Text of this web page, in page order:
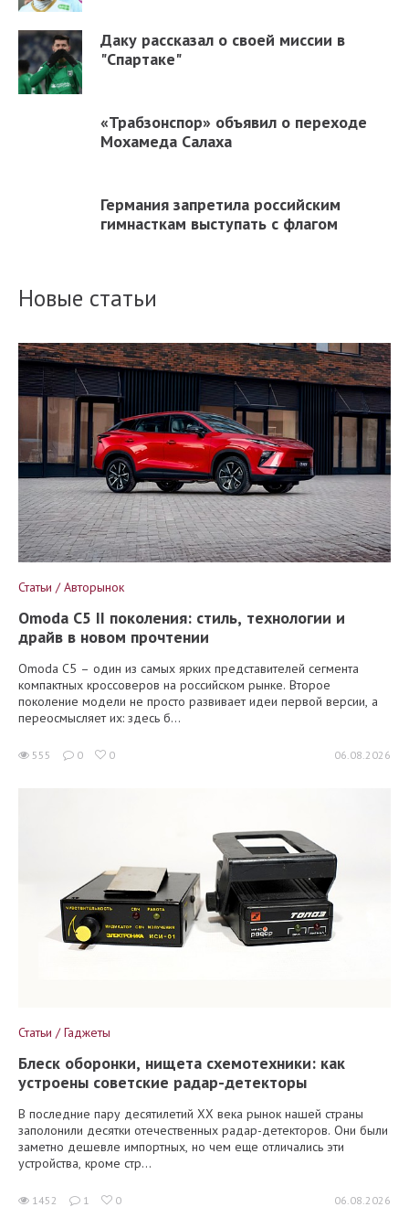
Даку рассказал о своей миссии в
"Спартаке"
«Трабзонспор» объявил о переходе
Мохамеда Салаха
Германия запретила российским
гимнасткам выступать с флагом
Новые статьи
Статьи / Авторынок
Omoda C5 II поколения: стиль, технологии и
драйв в новом прочтении
Omoda C5 – один из самых ярких представителей сегмента
компактных кроссоверов на российском рынке. Второе
поколение модели не просто развивает идеи первой версии, а
переосмысляет их: здесь б...
555 0 0 06.08.2026
Статьи / Гаджеты
Блеск оборонки, нищета схемотехники: как
устроены советские радар-детекторы
В последние пару десятилетий XX века рынок нашей страны
заполонили десятки отечественных радар-детекторов. Они были
заметно дешевле импортных, но чем еще отличались эти
устройства, кроме стр...
1452 1 0 06.08.2026